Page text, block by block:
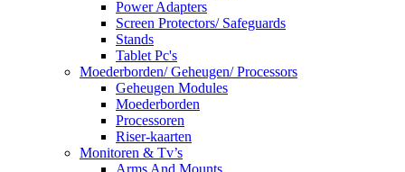
Power Adapters
Screen Protectors/ Safeguards
Stands
Tablet Pc's
Moederborden/ Geheugen/ Processors
Geheugen Modules
Moederborden
Processoren
Riser-kaarten
Monitoren & Tv’s
Arms And Mounts